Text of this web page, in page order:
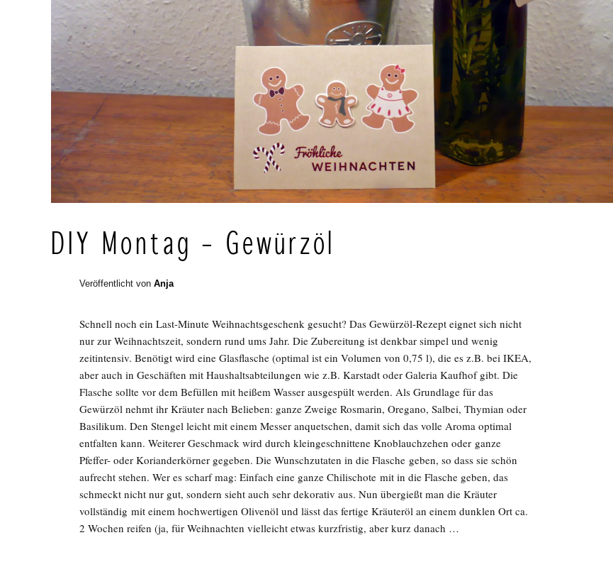
DIY Montag – Gewürzöl
Veröffentlicht von Anja
Schnell noch ein Last-Minute Weihnachtsgeschenk gesucht? Das Gewürzöl-Rezept eignet sich nicht
nur zur Weihnachtszeit, sondern rund ums Jahr. Die Zubereitung ist denkbar simpel und wenig
zeitintensiv. Benötigt wird eine Glasflasche (optimal ist ein Volumen von 0,75 l), die es z.B. bei IKEA,
aber auch in Geschäften mit Haushaltsabteilungen wie z.B. Karstadt oder Galeria Kaufhof gibt. Die
Flasche sollte vor dem Befüllen mit heißem Wasser ausgespült werden. Als Grundlage für das
Gewürzöl nehmt ihr Kräuter nach Belieben: ganze Zweige Rosmarin, Oregano, Salbei, Thymian oder
Basilikum. Den Stengel leicht mit einem Messer anquetschen, damit sich das volle Aroma optimal
entfalten kann. Weiterer Geschmack wird durch kleingeschnittene Knoblauchzehen oder ganze
Pfeffer- oder Korianderkörner gegeben. Die Wunschzutaten in die Flasche geben, so dass sie schön
aufrecht stehen. Wer es scharf mag: Einfach eine ganze Chilischote mit in die Flasche geben, das
schmeckt nicht nur gut, sondern sieht auch sehr dekorativ aus. Nun übergießt man die Kräuter
vollständig mit einem hochwertigen Olivenöl und lässt das fertige Kräuteröl an einem dunklen Ort ca.
2 Wochen reifen (ja, für Weihnachten vielleicht etwas kurzfristig, aber kurz danach …